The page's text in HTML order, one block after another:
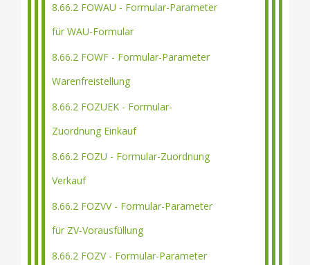
8.66.2 FOWAU - Formular-Parameter
für WAU-Formular
8.66.2 FOWF - Formular-Parameter
Warenfreistellung
8.66.2 FOZUEK - Formular-
Zuordnung Einkauf
8.66.2 FOZU - Formular-Zuordnung
Verkauf
8.66.2 FOZVV - Formular-Parameter
für ZV-Vorausfüllung
8.66.2 FOZV - Formular-Parameter